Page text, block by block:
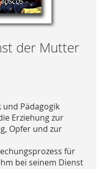
der Mutter
und Pädagogik
Erziehung zur
Opfer und zur
für
bei seinem Dienst